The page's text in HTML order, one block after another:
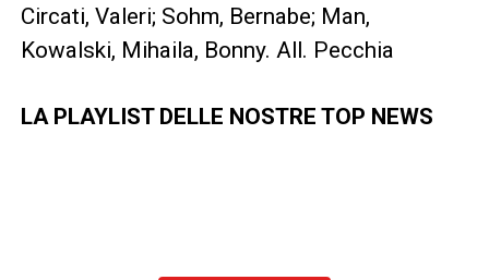
Circati, Valeri; Sohm, Bernabe; Man,
Kowalski, Mihaila, Bonny. All. Pecchia
LA PLAYLIST DELLE NOSTRE TOP NEWS